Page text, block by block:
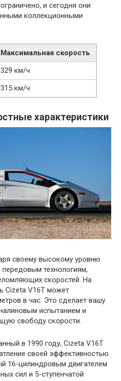
и сегодня они
коллекционными
Максимальная скорость
329 км/ч
315 км/ч
характеристики
своему высокому уровню
технологиям,
скоростей. На
Cizeta V16T может
в час. Это сделает вашу
испытанием и
свободу скорости.
в 1990 году, Cizeta V16T
своей эффективностью
16-цилиндровым двигателем
сил и 5-ступенчатой